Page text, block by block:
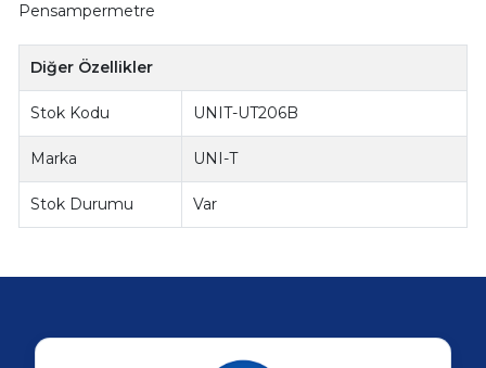
Pensampermetre
Diğer Özellikler
Stok Kodu UNIT-UT206B
Marka UNI-T
Stok Durumu Var